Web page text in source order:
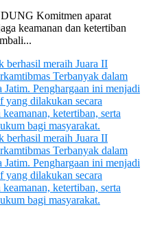
Komitmen aparat
keamanan dan ketertiban